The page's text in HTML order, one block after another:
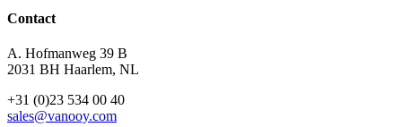
Contact
A. Hofmanweg 39 B
2031 BH Haarlem, NL
+31 (0)23 534 00 40
sales@vanooy.com